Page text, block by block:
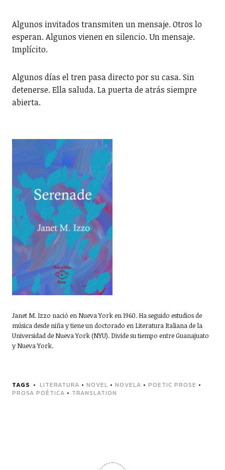
Algunos invitados transmiten un mensaje. Otros lo
esperan. Algunos vienen en silencio. Un mensaje.
Implícito.
Algunos días el tren pasa directo por su casa. Sin
detenerse. Ella saluda. La puerta de atrás siempre
abierta.
Janet M. Izzo nació en Nueva York en 1960. Ha seguido estudios de
música desde niña y tiene un doctorado en Literatura Italiana de la
Universidad de Nueva York (NYU). Divide su tiempo entre Guanajuato
y Nueva York.
TAGS LITERATURA • NOVEL • NOVELA • POETIC PROSE •
PROSA POÉTICA • TRANSLATION